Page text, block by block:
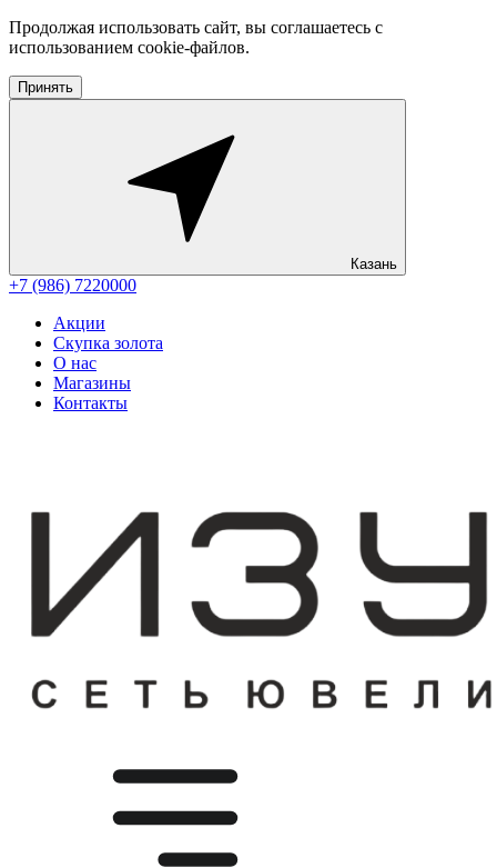
Продолжая использовать сайт, вы соглашаетесь с
использованием cookie-файлов.
Принять
Казань
+7 (986) 7220000
Акции
Скупка золота
О нас
Магазины
Контакты